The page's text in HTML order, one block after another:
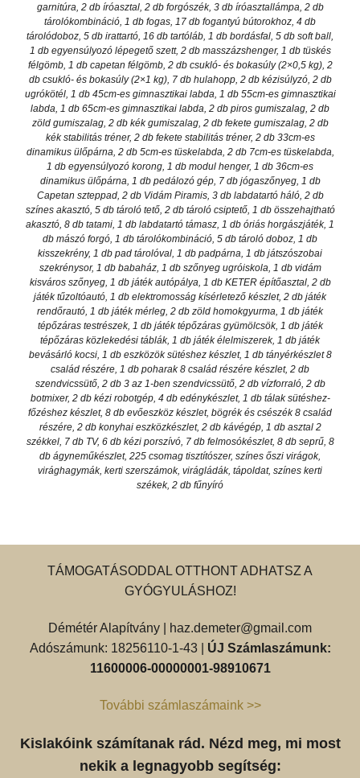
garnitúra, 2 db íróasztal, 2 db forgószék, 3 db íróasztallámpa, 2 db
tárolókombináció, 1 db fogas, 17 db fogantyú bútorokhoz, 4 db
tárolódoboz, 5 db irattartó, 16 db tartóláb, 1 db bordásfal, 5 db soft ball,
1 db egyensúlyozó lépegető szett, 2 db masszázshenger, 1 db tüskés
félgömb, 1 db capetan félgömb, 2 db csukló- és bokasúly (2×0,5 kg), 2
db csukló- és bokasúly (2×1 kg), 7 db hulahopp, 2 db kézisúlyzó, 2 db
ugrókötél, 1 db 45cm-es gimnasztikai labda, 1 db 55cm-es gimnasztikai
labda, 1 db 65cm-es gimnasztikai labda, 2 db piros gumiszalag, 2 db
zöld gumiszalag, 2 db kék gumiszalag, 2 db fekete gumiszalag, 2 db
kék stabilitás tréner, 2 db fekete stabilitás tréner, 2 db 33cm-es
dinamikus ülőpárna, 2 db 5cm-es tüskelabda, 2 db 7cm-es tüskelabda,
1 db egyensúlyozó korong, 1 db modul henger, 1 db 36cm-es
dinamikus ülőpárna, 1 db pedálozó gép, 7 db jógaszőnyeg, 1 db
Capetan szteppad, 2 db Vidám Piramis, 3 db labdatartó háló, 2 db
színes akasztó, 5 db tároló tető, 2 db tároló csiptető, 1 db összehajtható
akasztó, 8 db tatami, 1 db labdatartó támasz, 1 db óriás horgászjáték, 1
db mászó forgó, 1 db tárolókombináció, 5 db tároló doboz, 1 db
kisszekrény, 1 db pad tárolóval, 1 db padpárna, 1 db játszószobai
szekrénysor, 1 db babaház, 1 db szőnyeg ugróiskola, 1 db vidám
kisváros szőnyeg, 1 db játék autópálya, 1 db KETER építőasztal, 2 db
játék tűzoltóautó, 1 db elektromosság kísérletező készlet, 2 db játék
rendőrautó, 1 db játék mérleg, 2 db zöld homokgyurma, 1 db játék
tépőzáras testrészek, 1 db játék tépőzáras gyümölcsök, 1 db játék
tépőzáras közlekedési táblák, 1 db játék élelmiszerek, 1 db játék
bevásárló kocsi, 1 db eszközök sütéshez készlet, 1 db tányérkészlet 8
család részére, 1 db poharak 8 család részére készlet, 2 db
szendvicssütő, 2 db 3 az 1-ben szendvicssütő, 2 db vízforraló, 2 db
botmixer, 2 db kézi robotgép, 4 db edénykészlet, 1 db tálak sütéshez-
főzéshez készlet, 8 db evőeszköz készlet, bögrék és csészék 8 család
részére, 2 db konyhai eszközkészlet, 2 db kávégép, 1 db asztal 2
székkel, 7 db TV, 6 db kézi porszívó, 7 db felmosókészlet, 8 db seprű, 8
db ágyneműkészlet, 225 csomag tisztítószer, színes őszi virágok,
virághagymák, kerti szerszámok, virágládák, tápoldat, színes kerti
székek, 2 db fűnyíró
TÁMOGATÁSODDAL OTTHONT ADHATSZ A
GYÓGYULÁSHOZ!
Démétér Alapítvány |
haz.demeter@gmail.com
Adószámunk: 18256110-1-43 | ÚJ Számlaszámunk:
11600006-00000001-98910671
További számlaszámaink >>
Kislakóink számítanak rád. Nézd meg, mi most
nekik a legnagyobb segítség: